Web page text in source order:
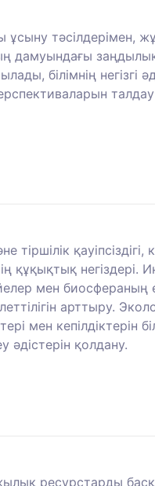
ұсыну тәсілдерімен,
білімнің негізгі
қауіпсіздігі,
құқықтық
мен биосфераның
арттыру.
мен кепілдіктерін
қолдану.
ресурстарды